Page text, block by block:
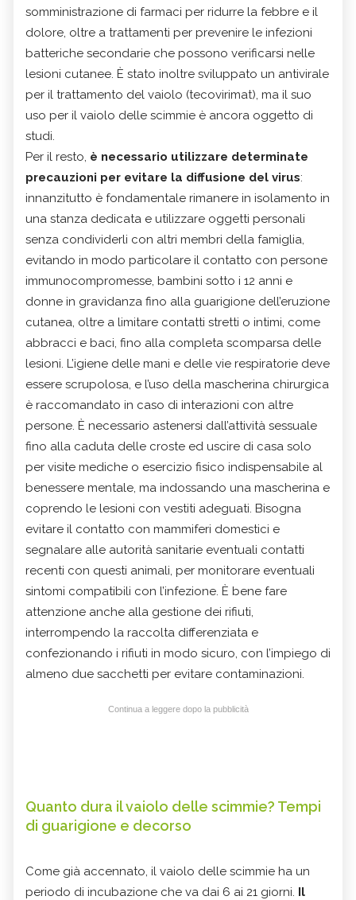
somministrazione di farmaci per ridurre la febbre e il
dolore, oltre a trattamenti per prevenire le infezioni
batteriche secondarie che possono verificarsi nelle
lesioni cutanee. È stato inoltre sviluppato un antivirale
per il trattamento del vaiolo (tecovirimat), ma il suo
uso per il vaiolo delle scimmie è ancora oggetto di
studi.
Per il resto, è necessario utilizzare determinate
precauzioni per evitare la diffusione del virus:
innanzitutto è fondamentale rimanere in isolamento in
una stanza dedicata e utilizzare oggetti personali
senza condividerli con altri membri della famiglia,
evitando in modo particolare il contatto con persone
immunocompromesse, bambini sotto i 12 anni e
donne in gravidanza fino alla guarigione dell’eruzione
cutanea, oltre a limitare contatti stretti o intimi, come
abbracci e baci, fino alla completa scomparsa delle
lesioni. L’igiene delle mani e delle vie respiratorie deve
essere scrupolosa, e l’uso della mascherina chirurgica
è raccomandato in caso di interazioni con altre
persone. È necessario astenersi dall’attività sessuale
fino alla caduta delle croste ed uscire di casa solo
per visite mediche o esercizio fisico indispensabile al
benessere mentale, ma indossando una mascherina e
coprendo le lesioni con vestiti adeguati. Bisogna
evitare il contatto con mammiferi domestici e
segnalare alle autorità sanitarie eventuali contatti
recenti con questi animali, per monitorare eventuali
sintomi compatibili con l’infezione. È bene fare
attenzione anche alla gestione dei rifiuti,
interrompendo la raccolta differenziata e
confezionando i rifiuti in modo sicuro, con l’impiego di
almeno due sacchetti per evitare contaminazioni.
Continua a leggere dopo la pubblicità
Quanto dura il vaiolo delle scimmie? Tempi
di guarigione e decorso
Come già accennato, il vaiolo delle scimmie ha un
periodo di incubazione che va dai 6 ai 21 giorni. Il